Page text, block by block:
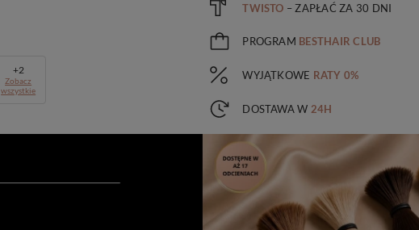
+2
Zobacz
wszystkie
TWISTO – ZAPŁAĆ ZA 30 DNI
PROGRAM BESTHAIR CLUB
WYJĄTKOWE RATY 0%
DOSTAWA W 24H